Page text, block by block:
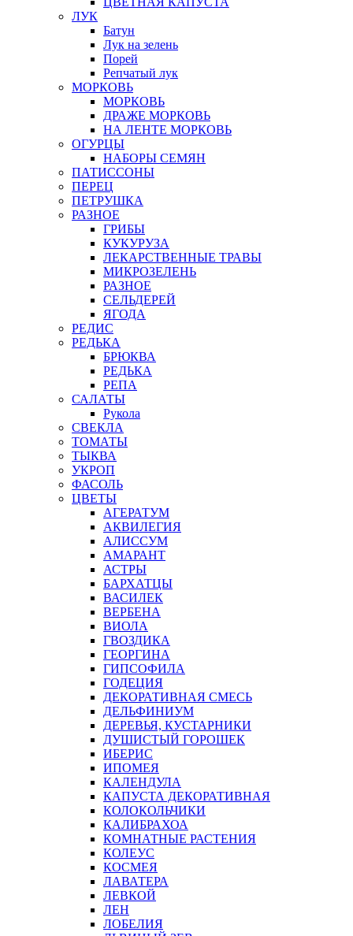
ЛУК
Батун
Лук на зелень
Порей
Репчатый лук
МОРКОВЬ
МОРКОВЬ
ДРАЖЕ МОРКОВЬ
НА ЛЕНТЕ МОРКОВЬ
ОГУРЦЫ
НАБОРЫ СЕМЯН
ПАТИССОНЫ
ПЕРЕЦ
ПЕТРУШКА
РАЗНОЕ
ГРИБЫ
КУКУРУЗА
ЛЕКАРСТВЕННЫЕ ТРАВЫ
МИКРОЗЕЛЕНЬ
РАЗНОЕ
СЕЛЬДЕРЕЙ
ЯГОДА
РЕДИС
РЕДЬКА
БРЮКВА
РЕДЬКА
РЕПА
САЛАТЫ
Рукола
СВЕКЛА
ТОМАТЫ
ТЫКВА
УКРОП
ФАСОЛЬ
ЦВЕТЫ
АГЕРАТУМ
АКВИЛЕГИЯ
АЛИССУМ
АМАРАНТ
АСТРЫ
БАРХАТЦЫ
ВАСИЛЕК
ВЕРБЕНА
ВИОЛА
ГВОЗДИКА
ГЕОРГИНА
ГИПСОФИЛА
ГОДЕЦИЯ
ДЕКОРАТИВНАЯ СМЕСЬ
ДЕЛЬФИНИУМ
ДЕРЕВЬЯ, КУСТАРНИКИ
ДУШИСТЫЙ ГОРОШЕК
ИБЕРИС
ИПОМЕЯ
КАЛЕНДУЛА
КАПУСТА ДЕКОРАТИВНАЯ
КОЛОКОЛЬЧИКИ
КАЛИБРАХОА
КОМНАТНЫЕ РАСТЕНИЯ
КОЛЕУС
КОСМЕЯ
ЛАВАТЕРА
ЛЕВКОЙ
ЛЕН
ЛОБЕЛИЯ